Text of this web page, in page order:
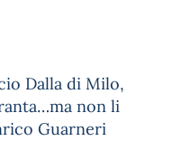
Dalla di Milo,
non li
Guarneri